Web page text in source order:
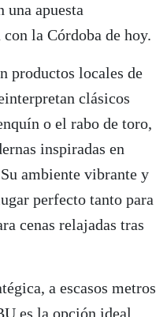
una apuesta
la Córdoba de hoy.
productos locales de
clásicos
o el rabo de toro,
inspiradas en
ambiente vibrante y
perfecto tanto para
cenas relajadas tras
a escasos metros
es la opción ideal